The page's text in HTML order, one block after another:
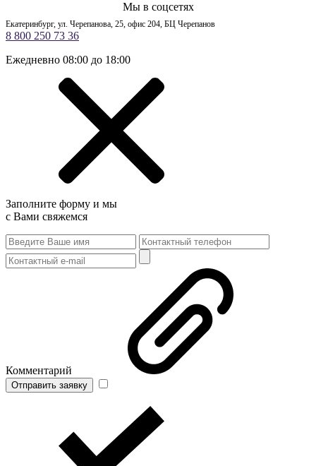
Мы в соцсетях
Екатеринбург, ул. Черепанова, 25, офис 204, БЦ Черепанов
8 800 250 73 36
Ежедневно 08:00 до 18:00
Заполните форму и мы
с Вами свяжемся
Комментарий
Отправить заявку